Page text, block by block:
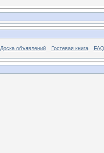
Доска объявлений Гостевая книга